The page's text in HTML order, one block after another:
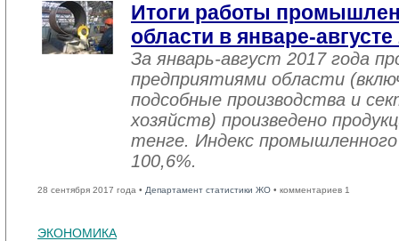
Итоги работы
области в январе-августе
За январь-август 2017 года
предприятиями области
подсобные производства и
хозяйств) произведено
тенге. Индекс
100,6%.
28 сентября 2017 года • Департамент статистики ЖО • комментариев 1
ЭКОНОМИКА